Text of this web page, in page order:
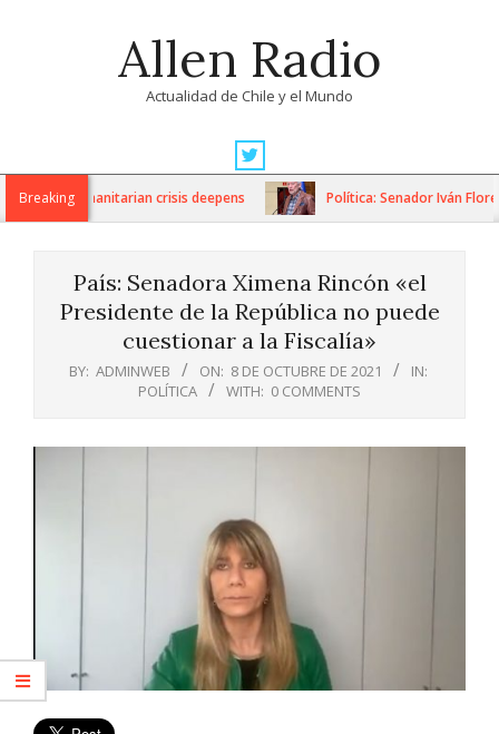
Allen Radio
Actualidad de Chile y el Mundo
Navigation
MenuBreaking
as humanitarian crisis deepens Política: Senador Iván Flores
País: Senadora Ximena Rincón «el
Presidente de la República no puede
cuestionar a la Fiscalía»
BY: ADMINWEB ON: 8 DE OCTUBRE DE 2021
IN:
POLÍTICA
WITH: 0 COMMENTS